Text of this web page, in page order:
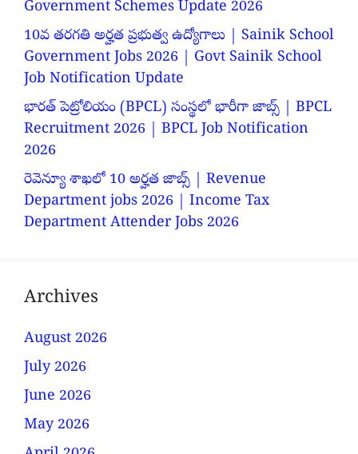
Government Schemes Update 2026
10వ తరగతి అర్హత ప్రభుత్వ ఉద్యోగాలు | Sainik School
Government Jobs 2026 | Govt Sainik School
Job Notification Update
భారత్ పెట్రోలియం (BPCL) సంస్థలో భారీగా జాబ్స్ | BPCL
Recruitment 2026 | BPCL Job Notification
2026
రెవెన్యూ శాఖలో 10 అర్హత జాబ్స్ | Revenue
Department jobs 2026 | Income Tax
Department Attender Jobs 2026
Archives
August 2026
July 2026
June 2026
May 2026